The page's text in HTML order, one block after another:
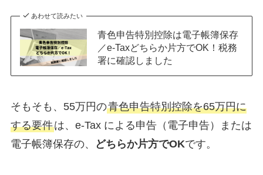
あわせて読みたい
青色申告特別控除は電子帳簿保存
／e-Taxどちらか片方でOK！税務
署に確認しました
そもそも、55万円の⻘⾊申告特別控除を65万円に
する要件は、e-Tax による申告（電子申告）または
電子帳簿保存の、
どちらか片方でOKです。